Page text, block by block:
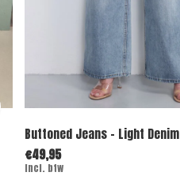
Buttoned Jeans - Light Denim
€49,95
Incl. btw